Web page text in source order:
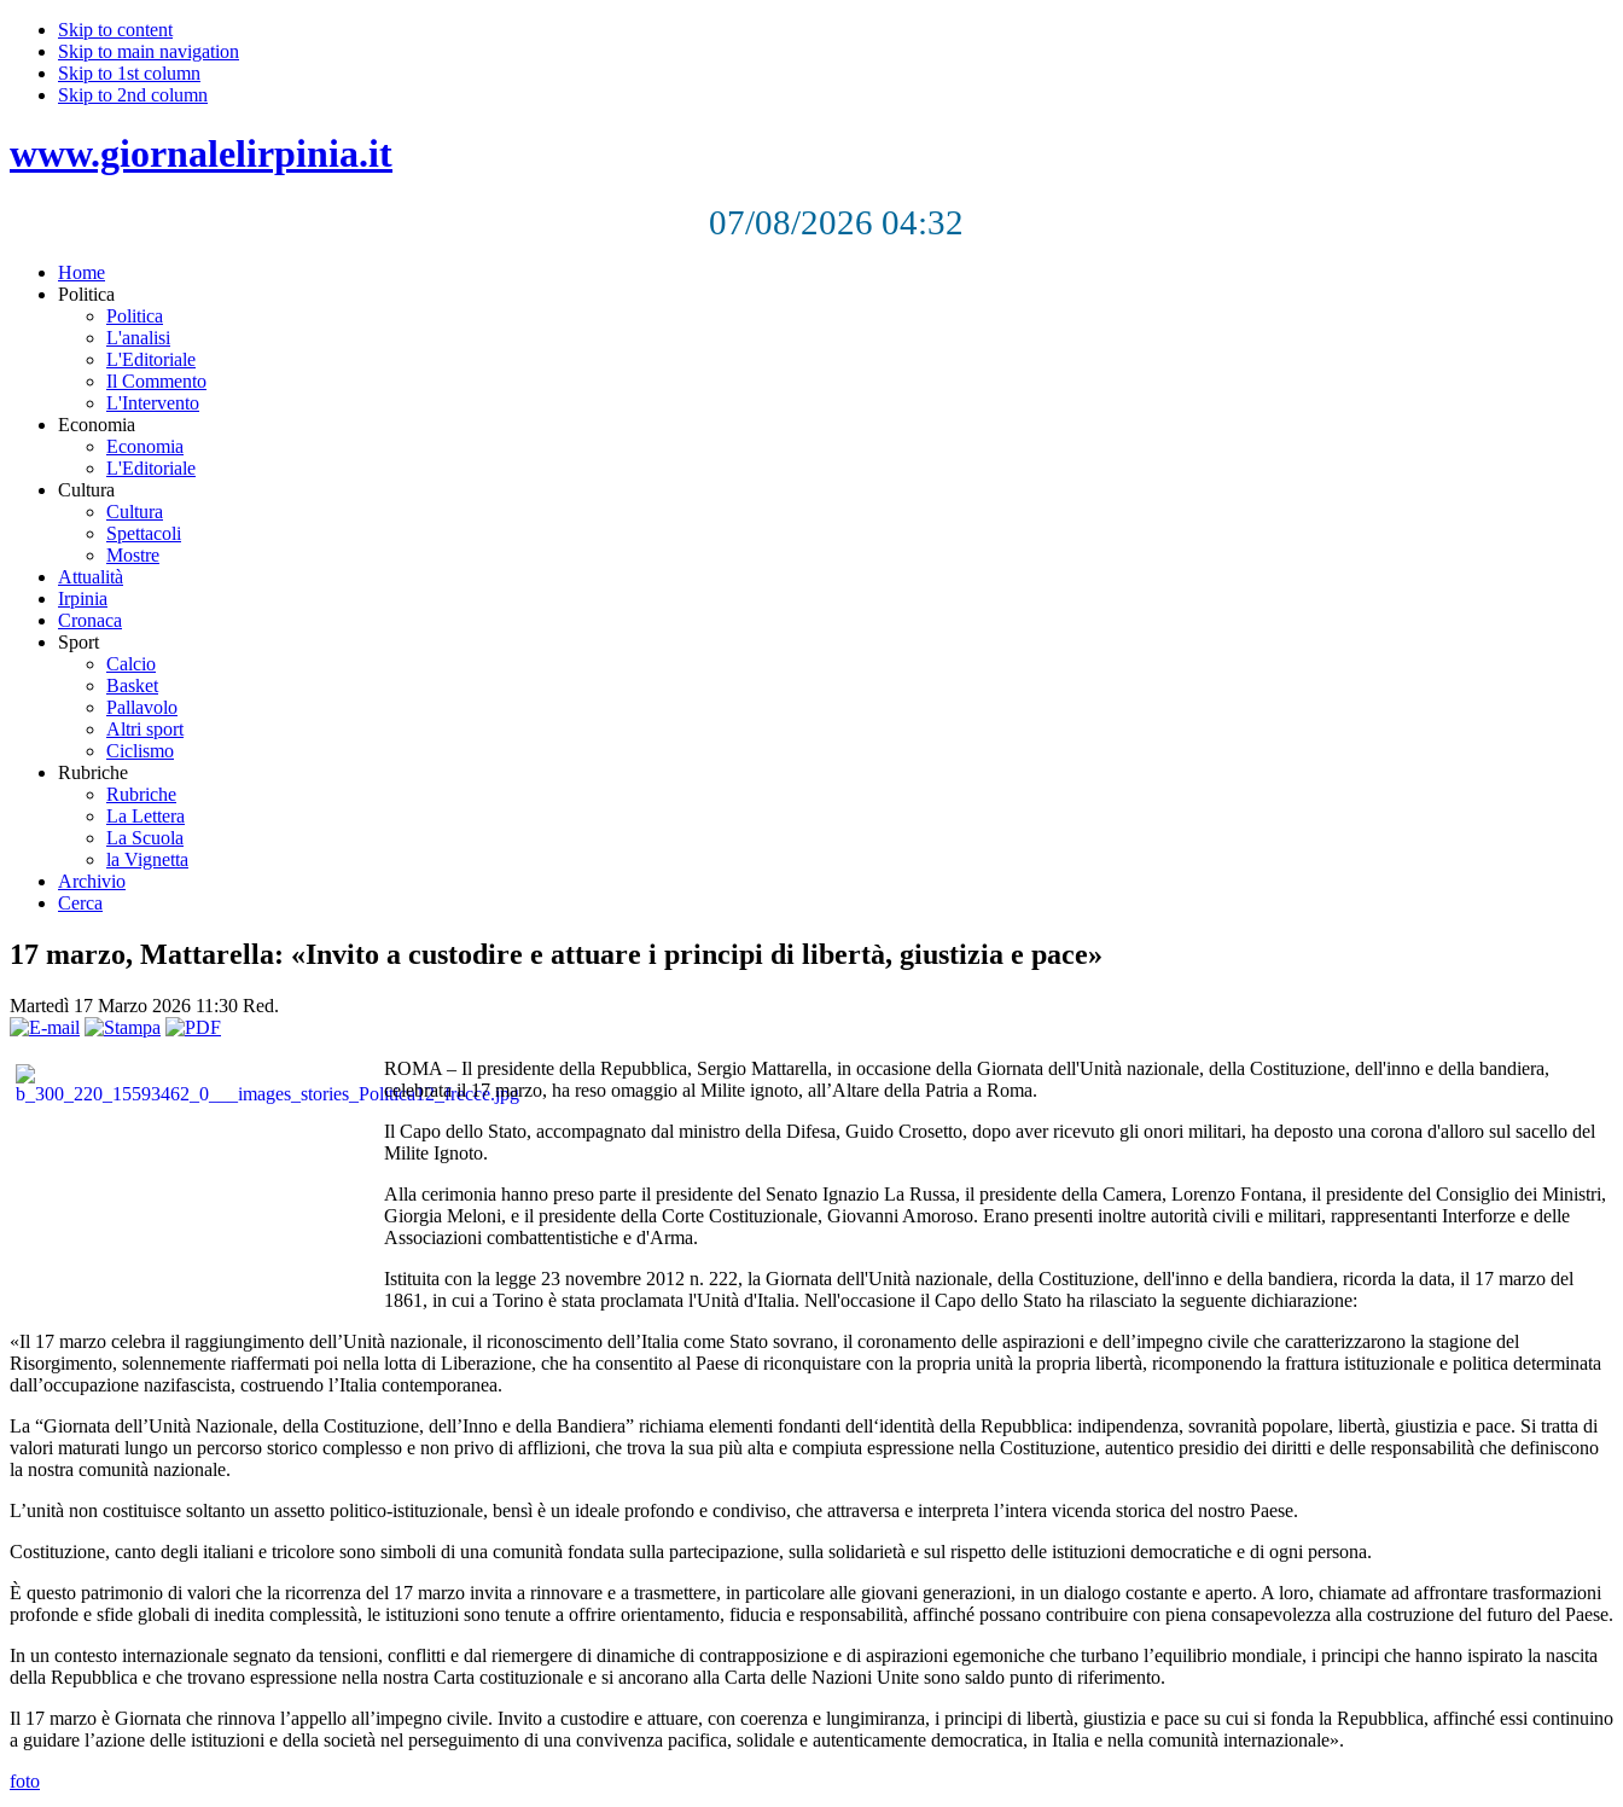
Skip to content
Skip to main navigation
Skip to 1st column
Skip to 2nd column
www.giornalelirpinia.it
07/08/2026 04:32
Home
Politica
Politica
L'analisi
L'Editoriale
Il Commento
L'Intervento
Economia
Economia
L'Editoriale
Cultura
Cultura
Spettacoli
Mostre
Attualità
Irpinia
Cronaca
Sport
Calcio
Basket
Pallavolo
Altri sport
Ciclismo
Rubriche
Rubriche
La Lettera
La Scuola
la Vignetta
Archivio
Cerca
17 marzo, Mattarella: «Invito a custodire e attuare i principi di libertà, giustizia e pace»
Martedì 17 Marzo 2026 11:30 Red.
ROMA – Il presidente della Repubblica, Sergio Mattarella, in occasione della Giornata dell'Unità nazionale, della Costituzione, dell'inno e della bandiera,
celebrata il 17 marzo, ha reso omaggio al Milite ignoto, all’Altare della Patria a Roma.
Il Capo dello Stato, accompagnato dal ministro della Difesa, Guido Crosetto, dopo aver ricevuto gli onori militari, ha deposto una corona d'alloro sul sacello del
Milite Ignoto.
Alla cerimonia hanno preso parte il presidente del Senato Ignazio La Russa, il presidente della Camera, Lorenzo Fontana, il presidente del Consiglio dei Ministri,
Giorgia Meloni, e il presidente della Corte Costituzionale, Giovanni Amoroso. Erano presenti inoltre autorità civili e militari, rappresentanti Interforze e delle
Associazioni combattentistiche e d'Arma.
Istituita con la legge 23 novembre 2012 n. 222, la Giornata dell'Unità nazionale, della Costituzione, dell'inno e della bandiera, ricorda la data, il 17 marzo del
1861, in cui a Torino è stata proclamata l'Unità d'Italia. Nell'occasione il Capo dello Stato ha rilasciato la seguente dichiarazione:
«Il 17 marzo celebra il raggiungimento dell’Unità nazionale, il riconoscimento dell’Italia come Stato sovrano, il coronamento delle aspirazioni e dell’impegno civile che caratterizzarono la stagione del
Risorgimento, solennemente riaffermati poi nella lotta di Liberazione, che ha consentito al Paese di riconquistare con la propria unità la propria libertà, ricomponendo la frattura istituzionale e politica determinata
dall’occupazione nazifascista, costruendo l’Italia contemporanea.
La “Giornata dell’Unità Nazionale, della Costituzione, dell’Inno e della Bandiera” richiama elementi fondanti dell‘identità della Repubblica: indipendenza, sovranità popolare, libertà, giustizia e pace. Si tratta di
valori maturati lungo un percorso storico complesso e non privo di afflizioni, che trova la sua più alta e compiuta espressione nella Costituzione, autentico presidio dei diritti e delle responsabilità che definiscono
la nostra comunità nazionale.
L’unità non costituisce soltanto un assetto politico-istituzionale, bensì è un ideale profondo e condiviso, che attraversa e interpreta l’intera vicenda storica del nostro Paese.
Costituzione, canto degli italiani e tricolore sono simboli di una comunità fondata sulla partecipazione, sulla solidarietà e sul rispetto delle istituzioni democratiche e di ogni persona.
È questo patrimonio di valori che la ricorrenza del 17 marzo invita a rinnovare e a trasmettere, in particolare alle giovani generazioni, in un dialogo costante e aperto. A loro, chiamate ad affrontare trasformazioni
profonde e sfide globali di inedita complessità, le istituzioni sono tenute a offrire orientamento, fiducia e responsabilità, affinché possano contribuire con piena consapevolezza alla costruzione del futuro del Paese.
In un contesto internazionale segnato da tensioni, conflitti e dal riemergere di dinamiche di contrapposizione e di aspirazioni egemoniche che turbano l’equilibrio mondiale, i principi che hanno ispirato la nascita
della Repubblica e che trovano espressione nella nostra Carta costituzionale e si ancorano alla Carta delle Nazioni Unite sono saldo punto di riferimento.
Il 17 marzo è Giornata che rinnova l’appello all’impegno civile. Invito a custodire e attuare, con coerenza e lungimiranza, i principi di libertà, giustizia e pace su cui si fonda la Repubblica, affinché essi continuino
a guidare l’azione delle istituzioni e della società nel perseguimento di una convivenza pacifica, solidale e autenticamente democratica, in Italia e nella comunità internazionale».
foto